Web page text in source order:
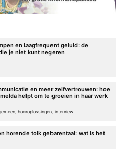
en laagfrequent geluid: de
je niet kunt negeren
en meer zelfvertrouwen: hoe
helpt om te groeien in haar werk
hooroplossingen, interview
horende tolk gebarentaal: wat is het